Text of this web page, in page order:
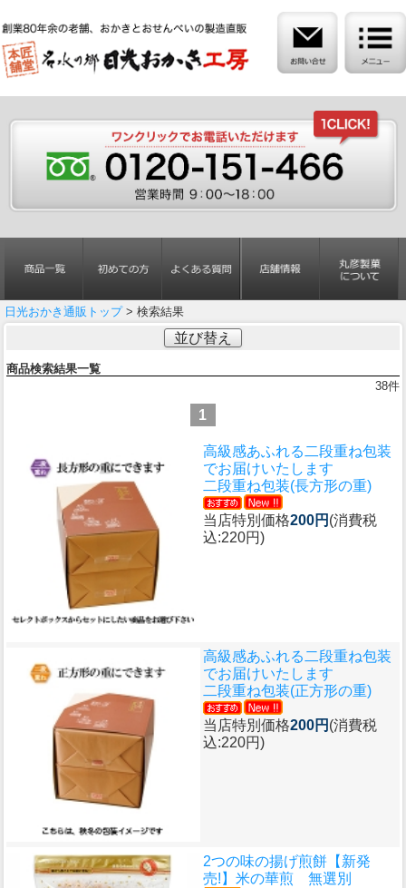
日光おかき通販トップ> 検索結果
並び替え
商品検索結果一覧
38件
1
高級感あふれる二段重ね包装
でお届けいたします
二段重ね包装(長方形の重)
当店特別価格200円 (消費税
込:220円)
高級感あふれる二段重ね包装
でお届けいたします
二段重ね包装(正方形の重)
当店特別価格200円 (消費税
込:220円)
2つの味の揚げ煎餅 【新発
売!】米の華煎 無選別